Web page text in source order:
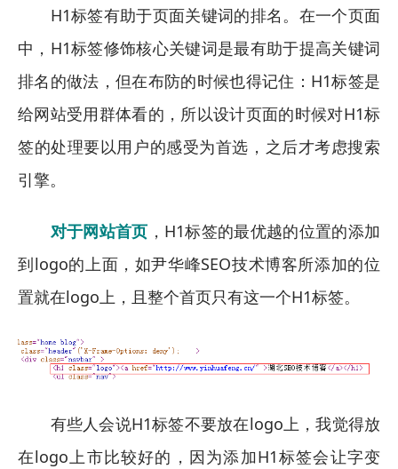
H1标签有助于页面关键词的排名。在一个页面
中，H1标签修饰核心关键词是最有助于提高关键词
排名的做法，但在布防的时候也得记住：H1标签是
给网站受用群体看的，所以设计页面的时候对H1标
签的处理要以用户的感受为首选，之后才考虑搜索
引擎。
对于网站首页 ，H1标签的最优越的位置的添加
到logo的上面，如尹华峰SEO技术博客所添加的位
置就在logo上，且整个首页只有这一个H1标签。
有些人会说H1标签不要放在logo上，我觉得放
在logo上市比较好的，因为添加H1标签会让字变